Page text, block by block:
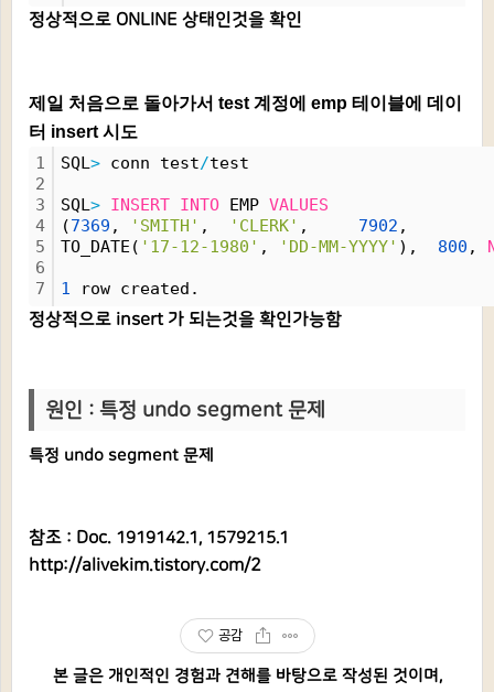
정상적으로 ONLINE 상태인것을 확인
제일 처음으로 돌아가서 test 계정에 emp 테이블에 데이
터 insert 시도
1
2
3
4
5
6
7
SQL> conn test/test
SQL> INSERT INTO EMP VALUES
(7369 , 'SMITH' , 'CLERK' , 7902 ,
TO_DATE( '17-12-1980' , 'DD-MM-YYYY' ), 800 ,
1 row created.
정상적으로 insert 가 되는것을 확인가능함
원인 : 특정 undo segment 문제
특정 undo segment 문제
참조 : Doc. 1919142.1, 1579215.1
http://alivekim.tistory.com/2
공감
본 글은 개인적인 경험과 견해를 바탕으로 작성된 것이며,